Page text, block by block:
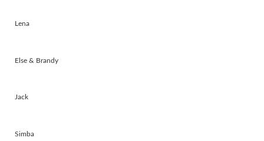
Lena
Else & Brandy
Jack
Simba